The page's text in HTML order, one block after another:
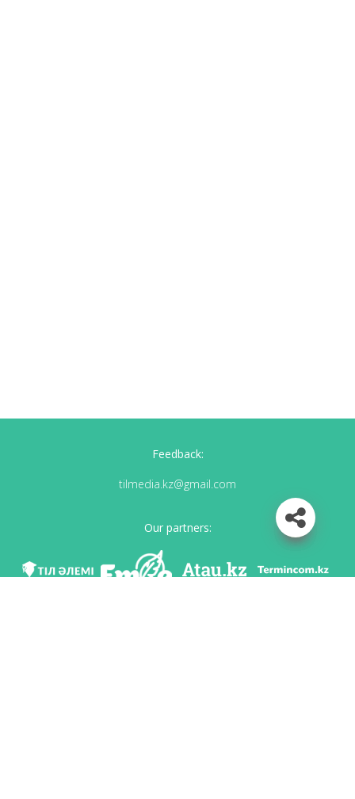
Feedback:
tilmedia.kz@gmail.com
Our partners: